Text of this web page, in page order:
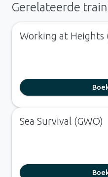
Gerelateerde
Working at Heights
Sea Survival (GWO)